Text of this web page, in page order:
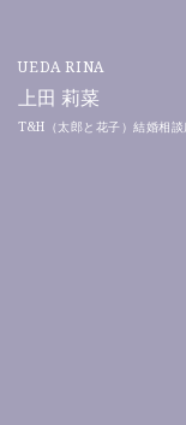
UEDA RINA
上田 莉菜
T&H（太郎と花子）結婚相談